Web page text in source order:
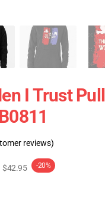
I Trust
reviews)
$42.95 -20%